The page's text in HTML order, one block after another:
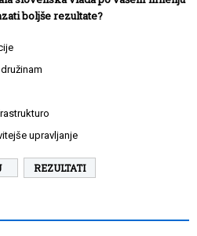
boljše rezultate?
upravljanje
REZULTATI